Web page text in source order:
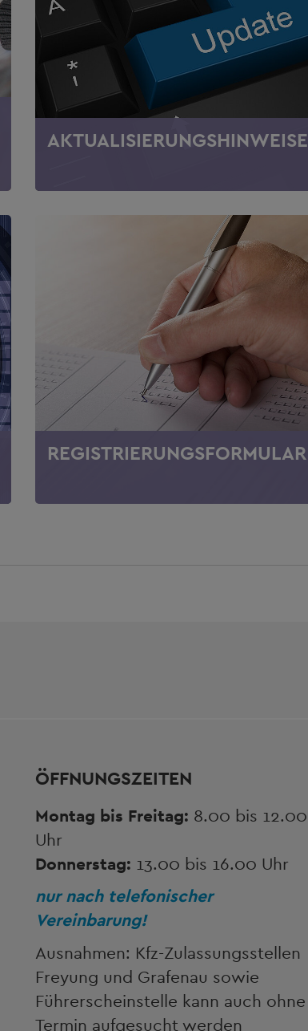
AKTUALISIERUNGSHINWEISE
REGISTRIERUNGSFORMULAR
ÖFFNUNGSZEITEN
Montag bis Freitag: 8.00 bis 12.00
Uhr
Donnerstag: 13.00 bis 16.00 Uhr
nur nach telefonischer
Vereinbarung!
Ausnahmen: Kfz-Zulassungsstellen
Freyung und Grafenau sowie
Führerscheinstelle kann auch ohne
Termin aufgesucht werden